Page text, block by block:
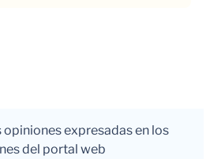
opiniones expresadas en los
del portal web